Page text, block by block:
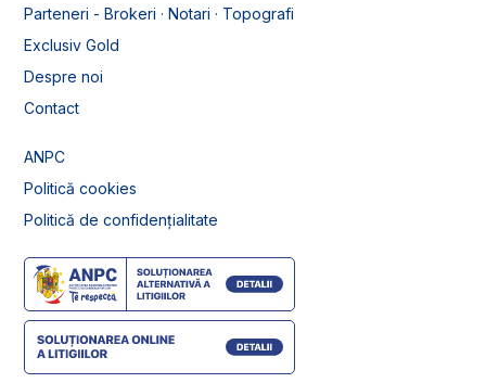
Parteneri - Brokeri · Notari · Topografi
Exclusiv Gold
Despre noi
Contact
ANPC
Politică cookies
Politică de confidențialitate